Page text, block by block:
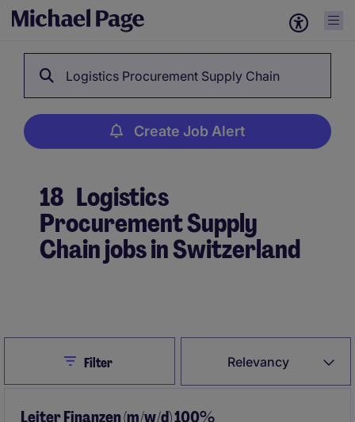
Logistics Procurement Supply Chain
Create Job Alert
18 Logistics
Procurement Supply
Chain jobs in Switzerland
Relevancy
CloseFilter
Leiter Finanzen (m/w/d) 100%